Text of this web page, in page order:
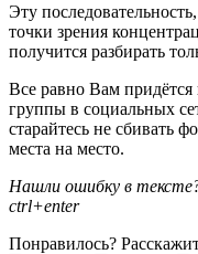
Эту
точки зрения
получится разбирать
Все равно Вам придётся
группы в социальных
старайтесь не сбивать
места на место.
Нашли ошибку в
ctrl+enter
Понравилось?